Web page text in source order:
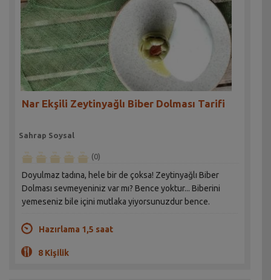
Nar Ekşili Zeytinyağlı Biber Dolması Tarifi
Sahrap Soysal
(0)
Doyulmaz tadına, hele bir de çoksa! Zeytinyağlı Biber
Dolması sevmeyeniniz var mı? Bence yoktur... Biberini
yemeseniz bile içini mutlaka yiyorsunuzdur bence.
Hazırlama 1,5 saat
8 Kişilik